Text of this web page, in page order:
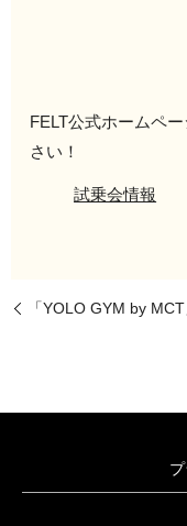
FELT公式ホームペ
さい！
試乗会情報
「YOLO GYM by